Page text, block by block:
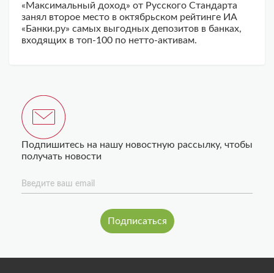
«Максимальный доход» от Русского Стандарта
занял второе место в октябрьском рейтинге ИА
«Банки.ру» самых выгодных депозитов в банках,
входящих в топ-100 по нетто-активам.
Подпишитесь на нашу новостную рассылку, чтобы
получать новости
Введите ваш email